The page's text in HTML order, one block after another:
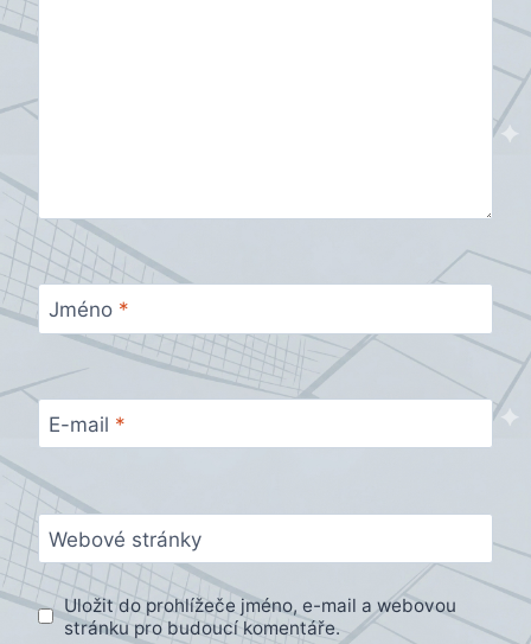
Jméno *
E-mail *
Webové stránky
Uložit do prohlížeče jméno, e-mail a webovou
stránku pro budoucí komentáře.